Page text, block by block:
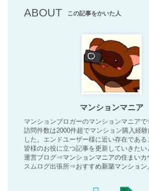
ABOUT この記事をかいた人
マンションマニア
マンションブロガーのマンションマニア
訪問件数は2000件超でマンション購入経
した。エンドユーザー様に近い存在であ
皆様のお役に立つ記事を更新していきたい
運営ブログ⇒マンションマニアの住まいカ
スムログ出張所⇒おすすめ新築マンション